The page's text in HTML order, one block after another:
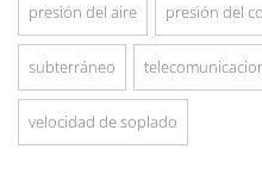
presión del aire presión del
subterráneo
velocidad de soplado